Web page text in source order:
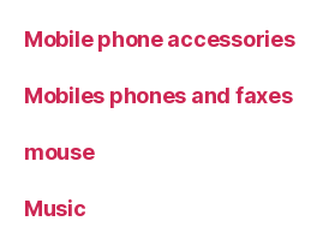
Mobile phone accessories
Mobiles phones and faxes
mouse
Music